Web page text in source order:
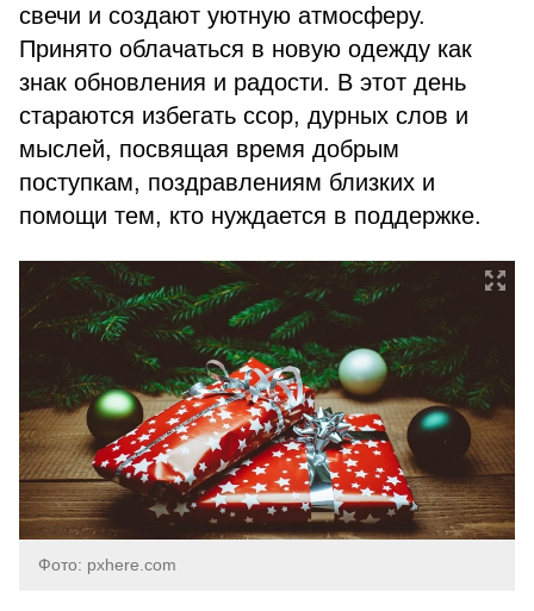
свечи и создают уютную атмосферу.
Принято облачаться в новую одежду как
знак обновления и радости. В этот день
стараются избегать ссор, дурных слов и
мыслей, посвящая время добрым
поступкам, поздравлениям близких и
помощи тем, кто нуждается в поддержке.
Фото: pxhere.com